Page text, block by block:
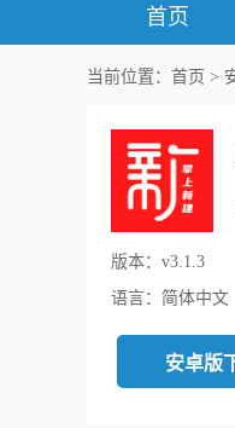
首页
当前位置： 首页 >
版本： v3.1.3
语言： 简体中文
安卓版